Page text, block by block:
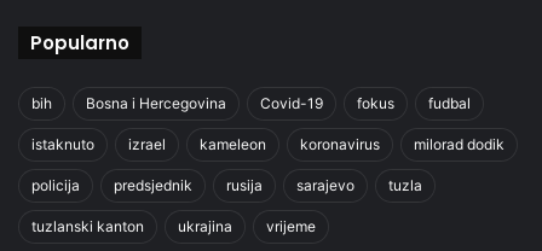
Popularno
bih Bosna i Hercegovina Covid-19 fokus fudbal
istaknuto izrael kameleon koronavirus milorad dodik
policija predsjednik rusija sarajevo tuzla
tuzlanski kanton ukrajina vrijeme